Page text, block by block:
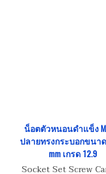
น็อตตัวหนอนดำแข็ง
ปลายทรงกระบอกขนาด
mm เกรด 12.9
Socket Set Screw